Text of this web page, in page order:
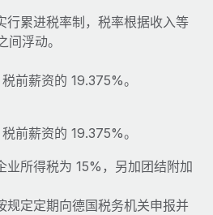
implementation" and picture a
dedicated team....
行累进税率制，税率根据收入等
浮动。
前薪资的 19.375%。
前薪资的 19.375%。
业所得税为 15%，另加团结附加
规定定期向德国税务机关申报并